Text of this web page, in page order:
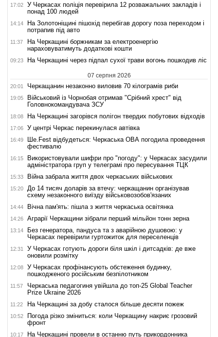
17:02
У Черкасах поліція перевірила 12 розважальних закладів і
понад 100 людей
14:14
На Золотоніщині пішохід перебігав дорогу поза переходом і
потрапив під авто
11:37
На Черкащині боржникам за електроенергію
нараховуватимуть додаткові кошти
09:23 На Черкащині через підпал сухої трави вогонь пошкодив ліс
07 серпня 2026
20:01 Черкащанин незаконно виловив 70 кілограмів риби
19:05
Військовий із Чорнобая отримав "Срібний хрест" від
Головнокомандувача ЗСУ
18:08 На Черкащині загорівся полігон твердих побутових відходів
17:06 У центрі Черкас перекинулася автівка
16:49
Ше.Fest відбудеться: Черкаська ОВА погодила проведення
фестивалю
16:15
Використовували шифри про "погоду": у Черкасах засудили
адміністратора груп у телеграмі про пересування ТЦК
15:33 Війна забрала життя двох черкаських військових
15:20
До 14 тисяч доларів за втечу: черкащанин організував
схему незаконного виїзду військовозобов'язаних
14:44 Вічна пам'ять: пішла з життя черкаська освітянка
14:26 Аграрії Черкащини зібрали перший мільйон тонн зерна
13:14
Без генератора, пандуса та з аварійною душовою: у
Черкасах перевірили гуртожиток для переселенців
12:31
У Черкасах готують дороги біля шкіл і дитсадків: де вже
оновили розмітку
12:08
У Черкасах профінансують обстеження будинку,
пошкодженого російським безпілотником
11:57
Черкаська педагогиня увійшла до топ-25 Global Teacher
Prize Ukraine 2026
11:22 На Черкащині за добу сталося більше десяти пожеж
10:52
Погода різко зміниться: коли Черкащину накриє грозовий
фронт
10:17 На Черкащині провели в останню путь прикордонника